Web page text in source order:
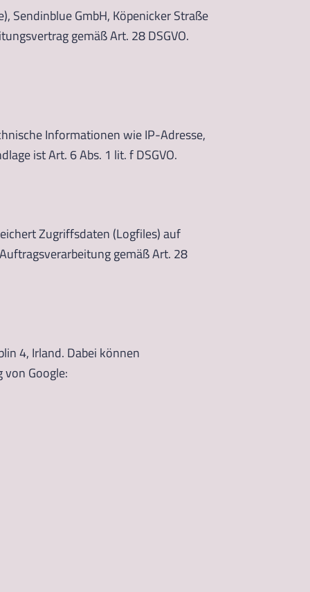
Sendinblue GmbH, Köpenicker Straße
gemäß Art. 28 DSGVO.
Informationen wie IP-Adresse,
ist Art. 6 Abs. 1 lit. f DSGVO.
Zugriffsdaten (Logfiles) auf
gemäß Art. 28
4, Irland. Dabei können
Google: